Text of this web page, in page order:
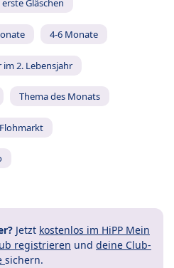
erste Gläschen
4-6 Monate
im 2. Lebensjahr
Thema des Monats
Flohmarkt
Jetzt kostenlos im HiPP Mein
registrieren und deine Club-
sichern.